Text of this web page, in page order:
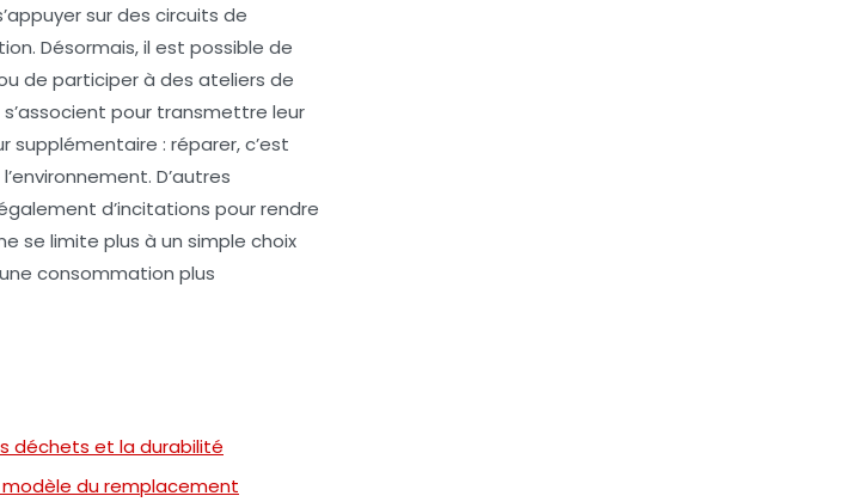
sur des circuits de
Désormais, il est possible de
de participer à des ateliers de
pour transmettre leur
supplémentaire : réparer, c’est
D’autres
d’incitations pour rendre
se limite plus à un simple choix
consommation plus
déchets et la durabilité
du remplacement